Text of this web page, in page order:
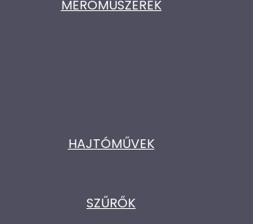
MÉRŐMŰSZEREK
HAJTÓMŰVEK
SZŰRŐK